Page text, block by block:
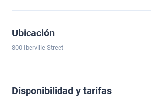
Ubicación
800 Iberville Street
Disponibilidad y tarifas